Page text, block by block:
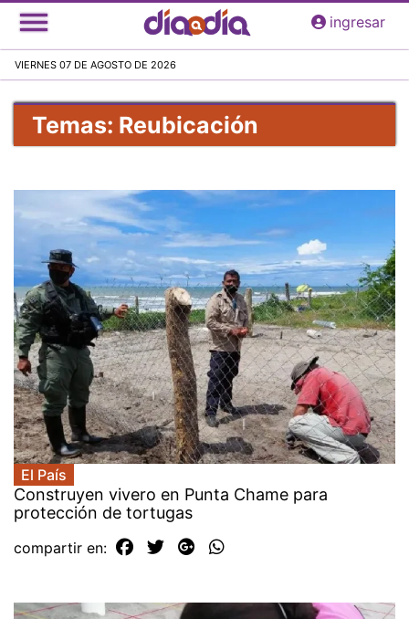
Pasar
al
principal
ingresar
VIERNES 07 DE AGOSTO DE 2026
Temas: Reubicación
El País
Construyen vivero en Punta Chame para
protección de tortugas
compartir en: